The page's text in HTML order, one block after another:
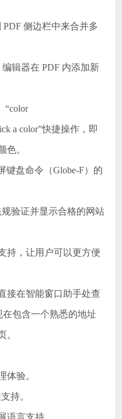
侧边栏中来合并多
辑器在 PDF 内添加新
a color”快捷操作，即
色。
盘命令（Globe-F）的
验证并显示合格的网站
，让用户可以更方便
在智能窗口助手处查
包含一个熟悉的地址
。
验。
持。